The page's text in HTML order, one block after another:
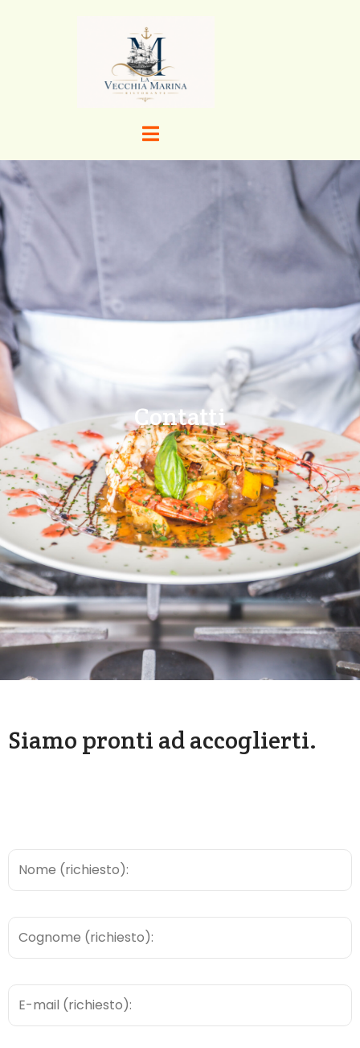
Contatti
Siamo pronti ad accoglierti.